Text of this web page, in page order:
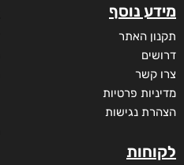
מידע נוסף
תקנון האתר
דרושים
צרו קשר
מדיניות פרטיות
הצהרת נגישות
לקוחות